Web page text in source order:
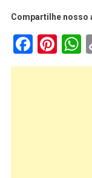
Compartilhe nosso